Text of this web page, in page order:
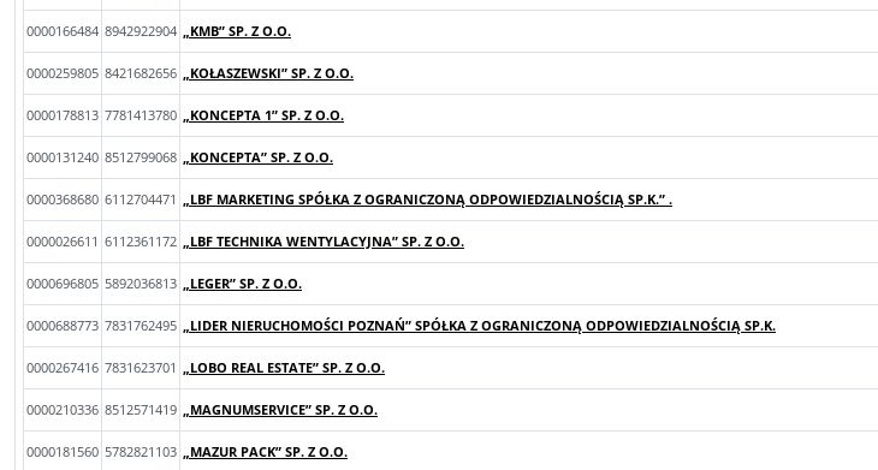
0000166484 8942922904 „KMB” SP. Z O.O.
0000259805 8421682656 „KOŁASZEWSKI” SP. Z O.O.
0000178813 7781413780 „KONCEPTA 1” SP. Z O.O.
0000131240 8512799068 „KONCEPTA” SP. Z O.O.
0000368680 6112704471 „LBF MARKETING SPÓŁKA Z OGRANICZONĄ ODPOWIEDZIALNOŚCIĄ SP.K.” .
0000026611 6112361172 „LBF TECHNIKA WENTYLACYJNA” SP. Z O.O.
0000696805 5892036813 „LEGER” SP. Z O.O.
0000688773 7831762495 „LIDER NIERUCHOMOŚCI POZNAŃ” SPÓŁKA Z OGRANICZONĄ ODPOWIEDZIALNOŚCIĄ SP.K.
0000267416 7831623701 „LOBO REAL ESTATE” SP. Z O.O.
0000210336 8512571419 „MAGNUMSERVICE” SP. Z O.O.
0000181560 5782821103 „MAZUR PACK” SP. Z O.O.